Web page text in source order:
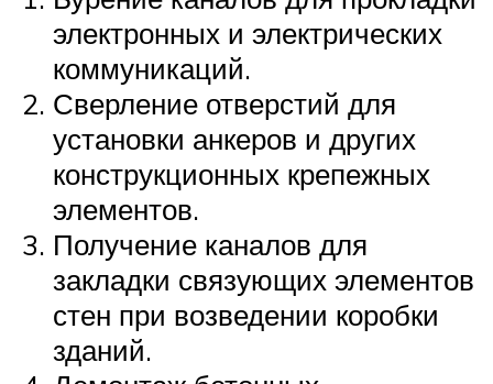
электронных и электрических
коммуникаций.
Сверление отверстий для
установки анкеров и других
конструкционных крепежных
элементов.
Получение каналов для
закладки связующих элементов
стен при возведении коробки
зданий.